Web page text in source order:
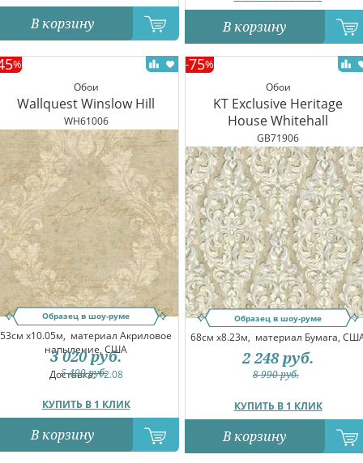
В корзину В корзину
Обои
Wallquest Winslow Hill
WH61006
%
Образец в шоу-руме
53см x10.05м, материал Акриловое
напыление, США
Доставка:12.08
КУПИТЬ В 1 КЛИК
5 490руб.
3 020 руб.
В корзину
Обои
KT Exclusive Heritage
House Whitehall
GB71906
-75%
Образец в шоу-руме
68см x8.23м, материал Бумага,
КУПИТЬ В 1 КЛИК
8 990руб.
2 248 руб.
В корзину